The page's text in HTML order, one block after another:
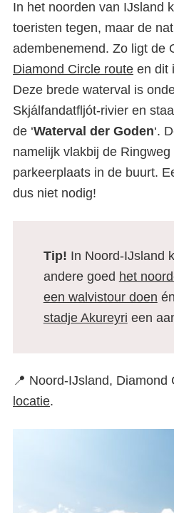
In het noorden van IJsland
toeristen tegen, maar de
adembenemend. Zo ligt de
Diamond Circle route en dit
Deze brede waterval is
Skjálfandatfljót-rivier en
de ‘Waterval der Goden‘.
namelijk vlakbij de Ringweg
parkeerplaats in de buurt.
dus niet nodig!
Tip! In Noord-IJsland
andere goed het
een walvistour doen
stadje Akureyri een
📍 Noord-IJsland, Diamond
locatie.